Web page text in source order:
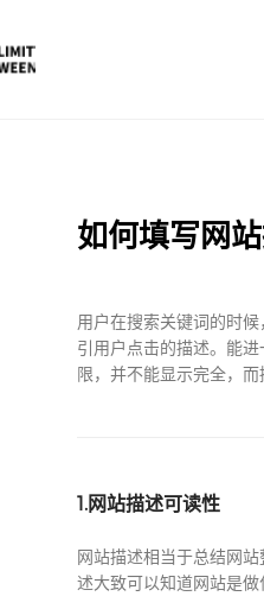
如何填写网
用户在搜索关键词的时
引用户点击的描述。能
限，并不能显示完全，
1.网站描述可读性
网站描述相当于总结网
述大致可以知道网站是做